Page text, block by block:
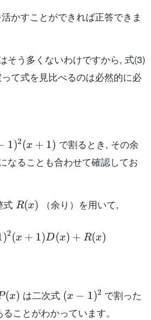
かすことができれば正答できま
そう多くないわけですから, 式(3)
て式を見比べるのは必然的に必
1)2(x + 1) で割るとき, その余
なることも合わせて確認してお
式 R(x)
R(x) （余り）を用いて,
)2(x + 1)D(x) + R(x)
(x) は二次式 (x-
1)^2
(x − 1)2 で割った
ることがわかっています。